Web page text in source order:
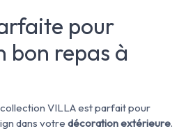
pour
bon repas à
VILLAest parfait pour
dans votre décoration extérieure.